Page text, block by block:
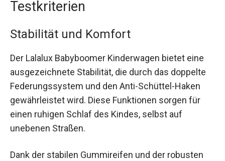
Testkriterien
Stabilität und Komfort
Der Lalalux Babyboomer Kinderwagen bietet eine
ausgezeichnete Stabilität, die durch das doppelte
Federungssystem und den Anti-Schüttel-Haken
gewährleistet wird. Diese Funktionen sorgen für
einen ruhigen Schlaf des Kindes, selbst auf
unebenen Straßen.
Dank der stabilen Gummireifen und der robusten